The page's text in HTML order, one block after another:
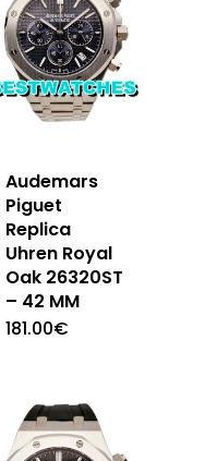
Audemars
Piguet
Replica
Uhren Royal
Oak 26320ST
– 42 MM
181.00€